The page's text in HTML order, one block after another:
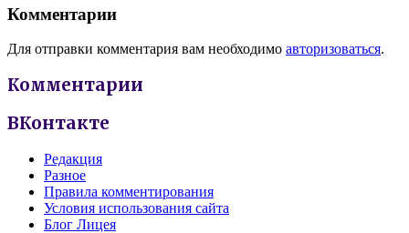
Комментарии
Для отправки комментария вам необходимо авторизоваться.
Комментарии
ВКонтакте
Редакция
Разное
Правила комментирования
Условия использования сайта
Блог Лицея